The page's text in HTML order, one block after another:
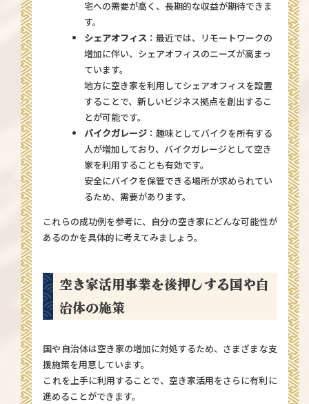
宅への需要が高く、長期的な収益が期待できま
す。
シェアオフィス ：最近では、リモートワークの
増加に伴い、シェアオフィスのニーズが高まっ
ています。
地方に空き家を利用してシェアオフィスを設置
することで、新しいビジネス拠点を創出するこ
とが可能です。
バイクガレージ ：趣味としてバイクを所有する
人が増加しており、バイクガレージとして空き
家を利用することも有効です。
安全にバイクを保管できる場所が求められてい
るため、需要があります。
これらの成功例を参考に、自分の空き家にどんな可能性が
あるのかを具体的に考えてみましょう。
空き家活用事業を後押しする国や自
治体の施策
国や自治体は空き家の増加に対処するため、さまざまな支
援施策を用意しています。
これを上手に利用することで、空き家活用をさらに有利に
進めることができます。